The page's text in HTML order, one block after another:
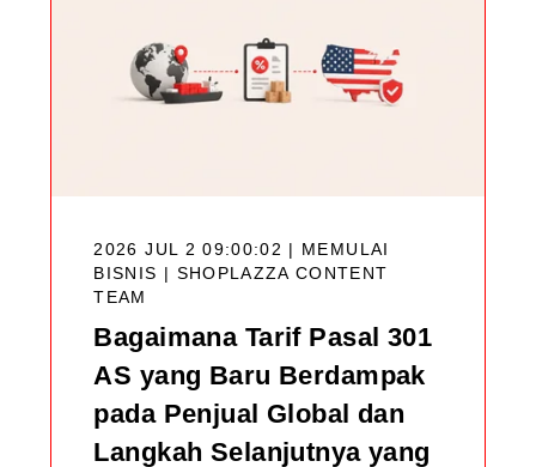
2026 JUL 2 09:00:02 | MEMULAI
BISNIS | SHOPLAZZA CONTENT
TEAM
Bagaimana Tarif Pasal 301
AS yang Baru Berdampak
pada Penjual Global dan
Langkah Selanjutnya yang